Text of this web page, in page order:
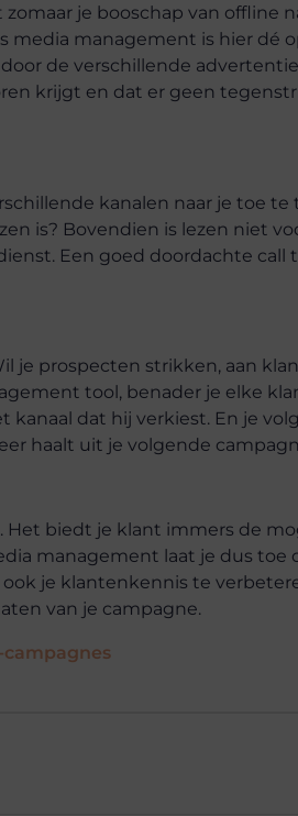
je booschap van offline
management is hier dé
de verschillende
krijgt en dat er geen
kanalen naar je toe te
is? Bovendien is lezen niet
Een goed doordachte call
je prospecten strikken, aan
tool, benader je elke
dat hij verkiest. En je
haalt uit je volgende
biedt je klant immers de
management laat je dus toe
je klantenkennis te
van je campagne.